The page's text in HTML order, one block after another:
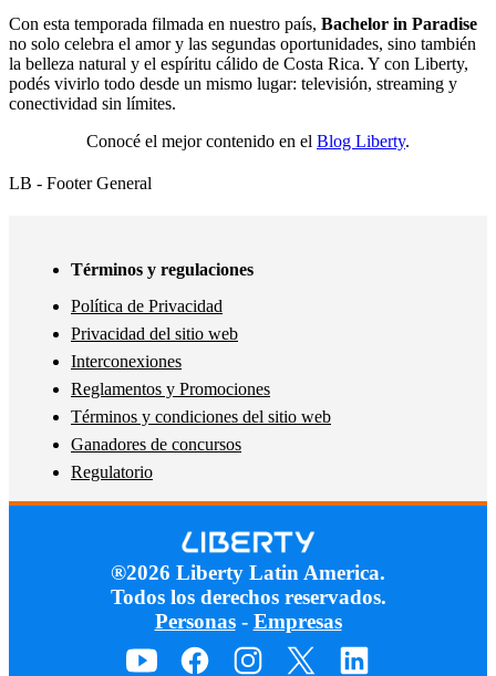
Con esta temporada filmada en nuestro país, Bachelor in Paradise
no solo celebra el amor y las segundas oportunidades, sino también
la belleza natural y el espíritu cálido de Costa Rica. Y con Liberty,
podés vivirlo todo desde un mismo lugar: televisión, streaming y
conectividad sin límites.
Conocé el mejor contenido en el Blog Liberty.
LB - Footer General
Términos y regulaciones
Política de Privacidad
Privacidad del sitio web
Interconexiones
Reglamentos y Promociones
Términos y condiciones del sitio web
Ganadores de concursos
Regulatorio
®2026 Liberty Latin America.
Todos los derechos reservados.
Personas- Empresas